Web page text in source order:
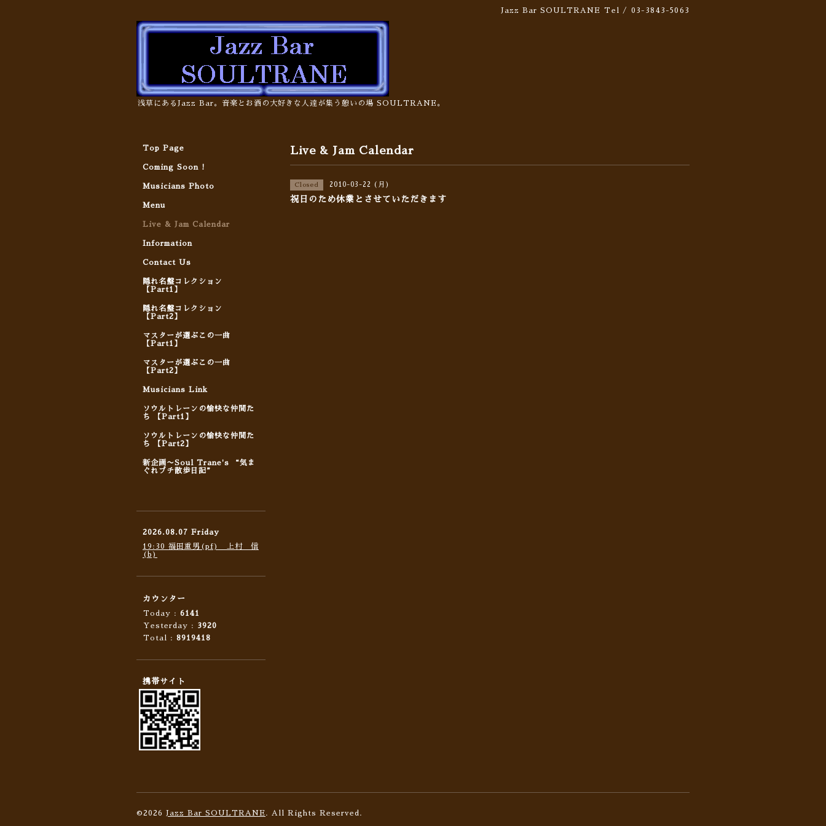
Jazz Bar SOULTRANE Tel / 03-3843-5063
浅草にあるJazz Bar。音楽とお酒の大好きな人達が集う憩いの場 SOULTRANE。
Live & Jam Calendar
Closed 2010-03-22 (月)
祝日のため休業とさせていただきます
Top Page
Coming Soon !
Musicians Photo
Menu
Live & Jam Calendar
Information
Contact Us
隠れ名盤コレクション
【Part1】
隠れ名盤コレクション
【Part2】
マスターが選ぶこの一曲
【Part1】
マスターが選ぶこの一曲
【Part2】
Musicians Link
ソウルトレーンの愉快な仲間た
ち 【Part1】
ソウルトレーンの愉快な仲間た
ち 【Part2】
新企画〜Soul Trane's “気ま
ぐれプチ散歩日記”
2026.08.07 Friday
19:30 福田重男(pf) 上村 信
(b)
カウンター
Today : 6141
Yesterday : 3920
Total : 8919418
携帯サイト
©2026 Jazz Bar SOULTRANE . All Rights Reserved.